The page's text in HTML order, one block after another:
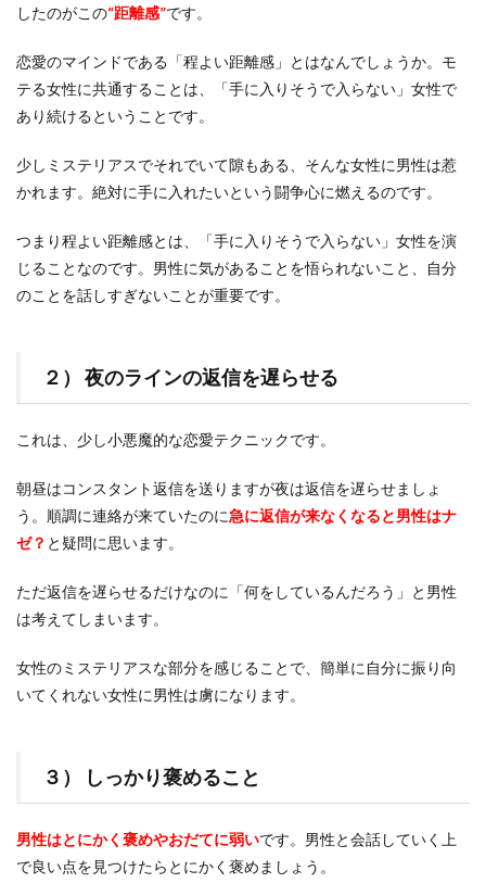
したのがこの“距離感”です。
恋愛のマインドである「程よい距離感」とはなんでしょうか。モ
テる女性に共通することは、「手に入りそうで入らない」女性で
あり続けるということです。
少しミステリアスでそれでいて隙もある、そんな女性に男性は惹
かれます。絶対に手に入れたいという闘争心に燃えるのです。
つまり程よい距離感とは、「手に入りそうで入らない」女性を演
じることなのです。男性に気があることを悟られないこと、自分
のことを話しすぎないことが重要です。
２） 夜のラインの返信を遅らせる
これは、少し小悪魔的な恋愛テクニックです。
朝昼はコンスタント返信を送りますが夜は返信を遅らせましょ
う。順調に連絡が来ていたのに急に返信が来なくなると男性はナ
ゼ？ と疑問に思います。
ただ返信を遅らせるだけなのに「何をしているんだろう」と男性
は考えてしまいます。
女性のミステリアスな部分を感じることで、簡単に自分に振り向
いてくれない女性に男性は虜になります。
３） しっかり褒めること
男性はとにかく褒めやおだてに弱いです。男性と会話していく上
で良い点を見つけたらとにかく褒めましょう。